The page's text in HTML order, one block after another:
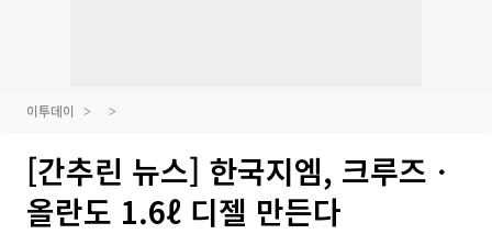
이투데이
[간추린 뉴스] 한국지엠, 크루즈ㆍ
올란도 1.6ℓ 디젤 만든다